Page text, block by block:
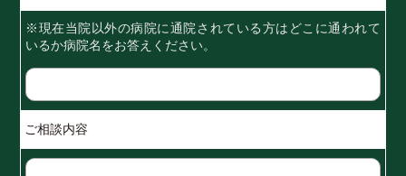
※現在当院以外の病院に通院されている方はどこに通われて
いるか病院名をお答えください。
ご相談内容